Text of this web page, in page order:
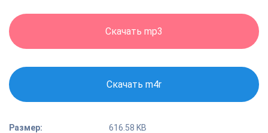
Скачать mp3
Скачать m4r
Размер:
616.58 KB